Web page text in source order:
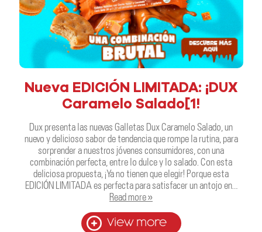
Nueva EDICIÓN LIMITADA: ¡DUX
Caramelo Salado[1!
Dux presenta las nuevas Galletas Dux Caramelo Salado, un
nuevo y delicioso sabor de tendencia que rompe la rutina, para
sorprender a nuestros jóvenes consumidores, con una
combinación perfecta, entre lo dulce y lo salado. Con esta
deliciosa propuesta, ¡Ya no tienen que elegir! Porque esta
EDICIÓN LIMITADA es perfecta para satisfacer un antojo en…
Read more »
View more